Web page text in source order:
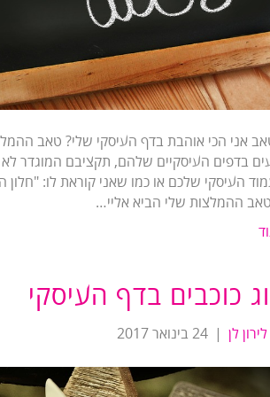
אני הכי אוהבת בדף העיסקי שלי? טאב
בדפים העיסקיים שלהם, תקציבם המוגדר
העיסקי שלכם או כמו שאני קוראת לו: "חלון
ההמלצות שלי הביא אליי…
כוכבים בדף העיסקי
לירון לן | 24 בינואר 2017